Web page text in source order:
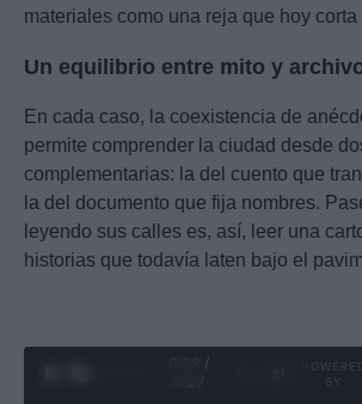
materiales como una reja que hoy corta
Un equilibrio entre mito y
En cada caso, la coexistencia de
permite comprender la ciudad desde
complementarias: la del cuento que
la del documento que fija nombres.
leyendo sus calles es, así, leer una
historias que todavía laten bajo el
0:20 /